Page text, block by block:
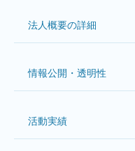
法人概要の詳細
情報公開・透明性
活動実績